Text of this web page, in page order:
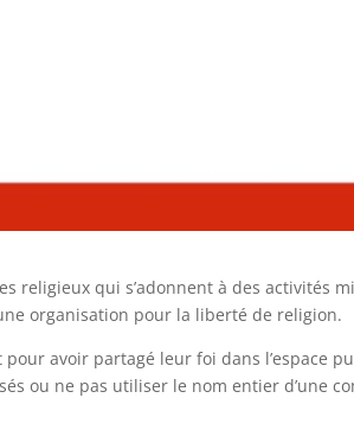
religieux qui s’adonnent à des activités
organisation pour la liberté de religion.
avoir partagé leur foi dans l’espace
ou ne pas utiliser le nom entier d’une